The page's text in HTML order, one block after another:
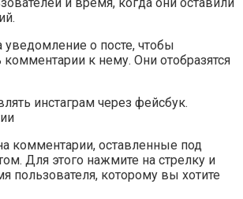
уведомление о посте, чтобы
комментарии к нему. Они отобразятся
комментарии, оставленные под
Для этого нажмите на стрелку и
пользователя, которому вы хотите